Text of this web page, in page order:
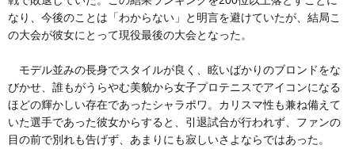
なり、今後のことは「わからない」と明言を避けていたが、結局こ
の大会が彼女にとって現役最後の大会となった。
モデル並みの長身でスタイルが良く、眩いばかりのブロンドをな
びかせ、誰もがうらやむ美貌から女子プロテニスでアイコンになる
ほどの輝かしい存在であったシャラポワ。カリスマ性も兼ね備えて
いた選手であった彼女からすると、引退試合が行われず、ファンの
目の前で別れも告げず、あまりにも寂しいさよならではあった。